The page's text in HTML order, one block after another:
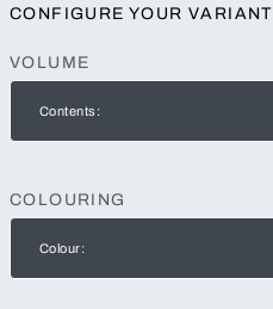
CONFIGURE YOUR VARIANT
VOLUME
Contents:
COLOURING
Colour: